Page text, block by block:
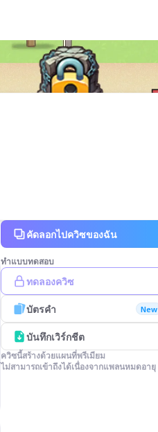
คัดลอกไปควิซของฉัน
ทำแบบทดสอบ
ทดลองควิซ
บัตรคำ New
บันทึกเวิร์กชีต
ควิซนี้สร้างด้วยแผนที่พรีเมียม
ไม่สามารถเข้าถึงได้เนื่องจากแพลนหมดอายุ